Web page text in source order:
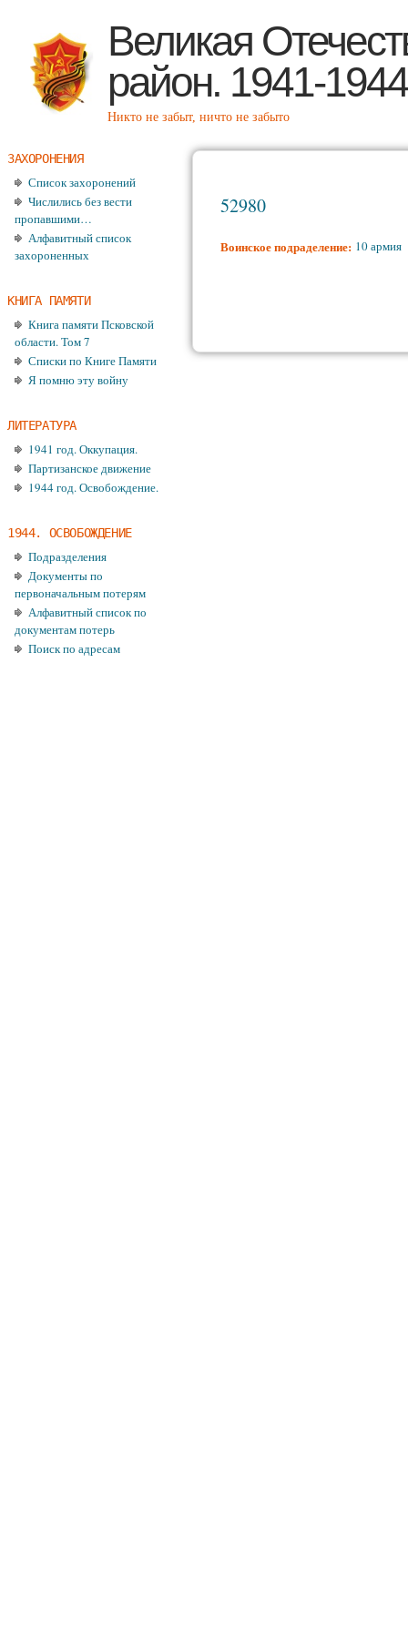
Великая
район. 1941-1944
Никто не забыт, ничто не забыто
52980
Воинское подраделение: 10 армия
ЗАХОРОНЕНИЯ
Список захоронений
Числились без вести
пропавшими…
Алфавитный список
захороненных
КНИГА ПАМЯТИ
Книга памяти Псковской
области. Том 7
Списки по Книге Памяти
Я помню эту войну
ЛИТЕРАТУРА
1941 год. Оккупация.
Партизанское движение
1944 год. Освобождение.
1944. ОСВОБОЖДЕНИЕ
Подразделения
Документы по
первоначальным потерям
Алфавитный список по
документам потерь
Поиск по адресам